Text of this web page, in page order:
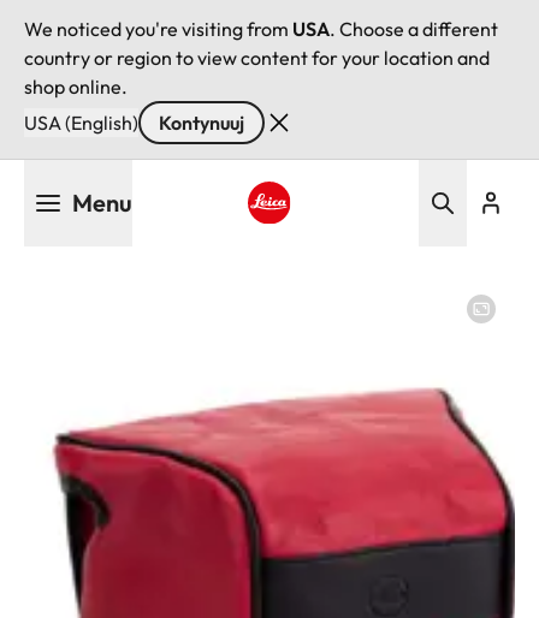
We noticed you're visiting from USA. Choose a different
country or region to view content for your location and
shop online.
USA (English)
Kontynuuj
Menu